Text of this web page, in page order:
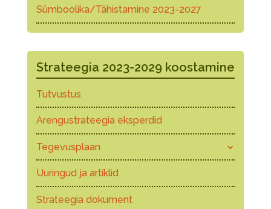
Sümboolika/Tähistamine 2023-2027
Strateegia 2023-2029 koostamine
Tutvustus
Arengustrateegia eksperdid
Tegevusplaan
Uuringud ja artiklid
Strateegia dokument